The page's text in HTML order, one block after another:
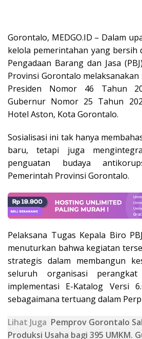
Gorontalo, MEDGO.ID – Dalam
kelola pemerintahan yang bersih
Pengadaan Barang dan Jasa
Provinsi Gorontalo
Presiden Nomor 46 Tahun
Gubernur Nomor 25 Tahun
Hotel Aston, Kota Gorontalo.
Sosialisasi ini tak hanya
baru, tetapi juga
penguatan budaya
Pemerintah Provinsi Gorontalo.
Pelaksana Tugas Kepala Biro
menuturkan bahwa kegiatan
strategis dalam membangun
seluruh organisasi
implementasi E-Katalog Versi
sebagaimana tertuang dalam
Lihat Juga Pemprov Gorontalo
Produksi Usaha bagi 395 UMKM.